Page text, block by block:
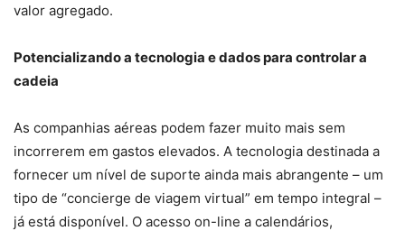
valor agregado.
Potencializando a tecnologia e dados para controlar a
cadeia
As companhias aéreas podem fazer muito mais sem
incorrerem em gastos elevados. A tecnologia destinada a
fornecer um nível de suporte ainda mais abrangente – um
tipo de “concierge de viagem virtual” em tempo integral –
já está disponível. O acesso on-line a calendários,